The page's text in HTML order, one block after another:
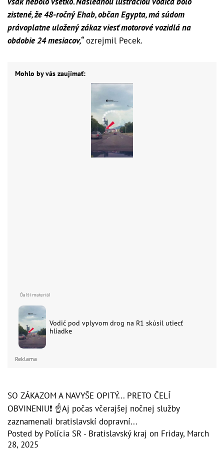
zistené, že 48-ročný Ehab, občan Egypta, má súdom
právoplatne uložený zákaz viesť motorové vozidlá na
obdobie 24 mesiacov,“ozrejmil Pecek.
Mohlo by vás zaujímať:
Vodič pod vplyvom drog na R1 skúsil utiecť
hliadke
Reklama
SO ZÁKAZOM A NAVYŠE OPITÝ... PRETO ČELÍ
OBVINENIU❗ ☝️Aj počas včerajšej nočnej služby
zaznamenali bratislavskí dopravní...
Posted by Polícia SR - Bratislavský kraj on Friday, March
28, 2025